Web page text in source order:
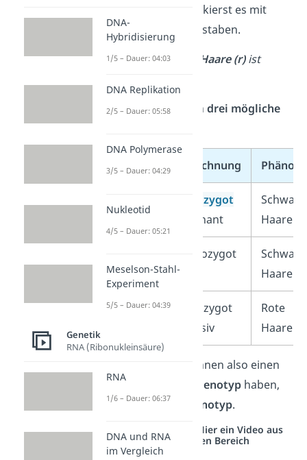
sichtbar. Du markierst es mit
einem Kleinbuchstaben.
➡️Das Allel für rote Haare (r)ist
Daraus ergeben sichdrei mögliche
Genotyp Bezeichnung
homozygot
dominant
Haare
heterozygot
Haare
rr
homozygot
rezessiv
Rote
Haare
Zwei Lebewesen können also einen
unterschiedlichen Genotyp haben,
aber denselben Phänotyp.
Studyflix vernetzt: Hier ein Video aus
einem anderen Bereich
DNA-
Hybridisierung
1/5 – Dauer: 04:03
DNA Replikation
2/5 – Dauer: 05:58
DNA Polymerase
3/5 – Dauer: 04:29
Nukleotid
4/5 – Dauer: 05:21
Meselson-Stahl-
Experiment
5/5 – Dauer: 04:39
Genetik
RNA (Ribonukleinsäure)
RNA
1/6 – Dauer: 06:37
DNA und RNA
im Vergleich